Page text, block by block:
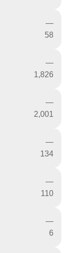
—
58
—
1,826
—
2,001
—
134
—
110
—
6